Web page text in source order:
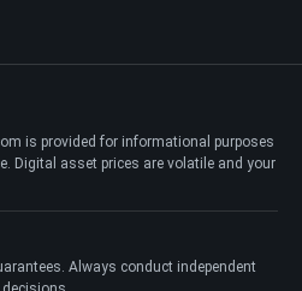
is provided for informational purposes
Digital asset prices are volatile and your
Always conduct independent